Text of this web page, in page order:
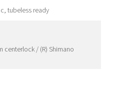
tubeless ready
centerlock / (R) Shimano